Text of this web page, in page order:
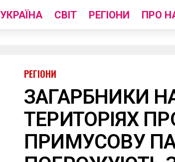
УКРАЇНА СВІТ РЕГІОНИ ПРО
РЕГІОНИ
ЗАГАРБНИКИ
ТЕРИТОРІЯХ
ПРИМУСОВУ